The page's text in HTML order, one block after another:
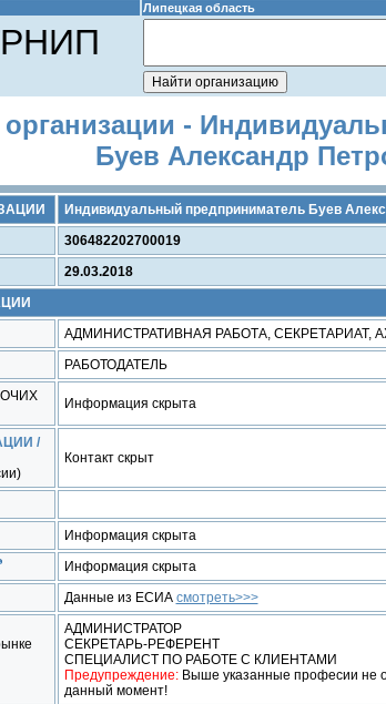
Липецкая область
-
Буев Александр
Индивидуальный предприниматель Буев
306482202700019
29.03.2018
АДМИНИСТРАТИВНАЯ РАБОТА, СЕКРЕТАРИАТ,
РАБОТОДАТЕЛЬ
Информация скрыта
/
Контакт скрыт
Информация скрыта
Информация скрыта
Данные из ЕСИА смотреть>>>
АДМИНИСТРАТОР
СЕКРЕТАРЬ-РЕФЕРЕНТ
СПЕЦИАЛИСТ ПО РАБОТЕ С КЛИЕНТАМИ
Предупреждение:Выше указанные професии не
данный момент!